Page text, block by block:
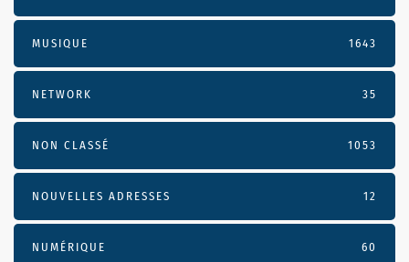
MUSIQUE 1643
NETWORK 35
NON CLASSÉ 1053
NOUVELLES ADRESSES 12
NUMÉRIQUE 60